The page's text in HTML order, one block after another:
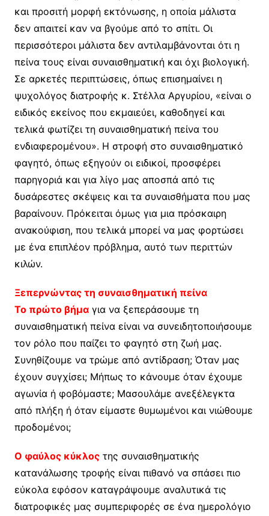
και προσιτή μορφή εκτόνωσης, η οποία μάλιστα
δεν απαιτεί καν να βγούμε από το σπίτι. Οι
περισσότεροι μάλιστα δεν αντιλαμβάνονται ότι η
πείνα τους είναι συναισθηματική και όχι βιολογική.
Σε αρκετές περιπτώσεις, όπως επισημαίνει η
ψυχολόγος διατροφής κ. Στέλλα Αργυρίου, «είναι ο
ειδικός εκείνος που εκμαιεύει, καθοδηγεί και
τελικά φωτίζει τη συναισθηματική πείνα του
ενδιαφερομένου». Η στροφή στο συναισθηματικό
φαγητό, όπως εξηγούν οι ειδικοί, προσφέρει
παρηγοριά και για λίγο μας αποσπά από τις
δυσάρεστες σκέψεις και τα συναισθήματα που μας
βαραίνουν. Πρόκειται όμως για μια πρόσκαιρη
ανακούφιση, που τελικά μπορεί να μας φορτώσει
με ένα επιπλέον πρόβλημα, αυτό των περιττών
κιλών.
Ξεπερνώντας τη συναισθηματική πείνα
Το πρώτο βήμαγια να ξεπεράσουμε τη
συναισθηματική πείνα είναι να συνειδητοποιήσουμε
τον ρόλο που παίζει το φαγητό στη ζωή μας.
Συνηθίζουμε να τρώμε από αντίδραση; Όταν μας
έχουν συγχίσει; Μήπως το κάνουμε όταν έχουμε
αγωνία ή φοβόμαστε; Μασουλάμε ανεξέλεγκτα
από πλήξη ή όταν είμαστε θυμωμένοι και νιώθουμε
προδομένοι;
Ο φαύλος κύκλοςτης συναισθηματικής
κατανάλωσης τροφής είναι πιθανό να σπάσει πιο
εύκολα εφόσον καταγράψουμε αναλυτικά τις
διατροφικές μας συμπεριφορές σε ένα ημερολόγιο